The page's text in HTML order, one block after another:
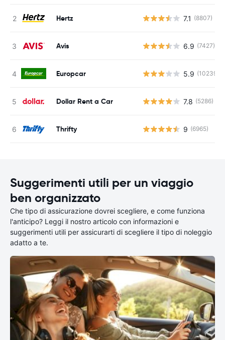
Hertz 7.1 (8807)
Avis 6.9 (7427)
Europcar 5.9 (10239)
Dollar Rent a Car 7.8 (5286)
Thrifty 9 (6965)
Suggerimenti utili per un viaggio
ben organizzato
Che tipo di assicurazione dovrei scegliere, e come funziona
l'anticipo? Leggi il nostro articolo con informazioni e
suggerimenti utili per assicurarti di scegliere il tipo di noleggio
adatto a te.